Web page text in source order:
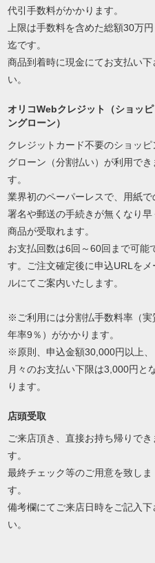
代引手数料がかかります。
上限は手数料を含めた総額30万円
迄です。
商品到着時に現金にてお支払い下
い。
オリコWebクレジット（ショッピ
ングローン）
クレジットカード不要のショッピ
グローン（分割払い）が利用でき
す。
業界初のペーパーレスで、用紙で
署名や郵送の手続きが無くなり早
商品が受取れます。
お支払回数は6回～60回まで可能
す。ご注文確定後に申込URLをメ
ルにてご案内いたします。
※ご利用には分割払手数料率（実
年率9％）がかかります。
※原則、申込金額30,000円以上、
月々のお支払い下限は3,000円と
ります。
店頭受取
ご来店頂き、直接お持ち帰りでき
す。
最終チェック等のご用意を致しま
す。
備考欄にてご来店日時をご記入下
い。